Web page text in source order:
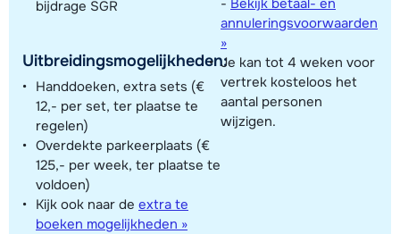
bijdrage SGR
Uitbreidingsmogelijkheden:
Handdoeken, extra sets (€
12,- per set, ter plaatse te
regelen)
Overdekte parkeerplaats (€
125,- per week, ter plaatse te
voldoen)
Kijk ook naar de extra te
boeken mogelijkheden »
annuleringsvoorwaarden
»
Je kan tot 4 weken voor
vertrek kosteloos het
aantal personen
wijzigen.